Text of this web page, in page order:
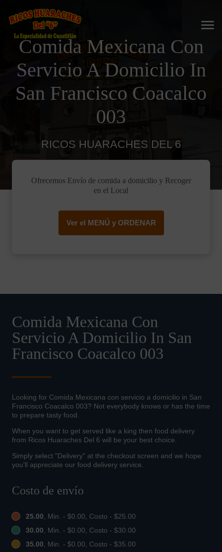
Comida Mexicana Con
Servicio A Domicilio In
San Francisco Coacalco
003
RICOS HUARACHES DEL 6
Ofrecemos Envío de comida a domicilio y Recoger
en el Local
Ver el MENÚ y ORDENAR
Comida Mexicana Con
Servicio A Domicilio In San
Francisco Coacalco 003
Looking for Comida Mexicana con servicio a domicilio in San
Francisco Coacalco 003? Not everybody knows or has the time
to prepare tasty food.
When you want to get served like a king then food delivery
from Ricos Huaraches Del 6 will be your best choice.
Simply select "Delivery" at the checkout screen and we hope
you'll appreciate our food delivery service.
Costo de envío
25.00, Min. - $0.00, Costo - $25.00
30.00, Min. - $0.00, Costo - $30.00
35.00, Min. - $0.00, Costo - $35.00